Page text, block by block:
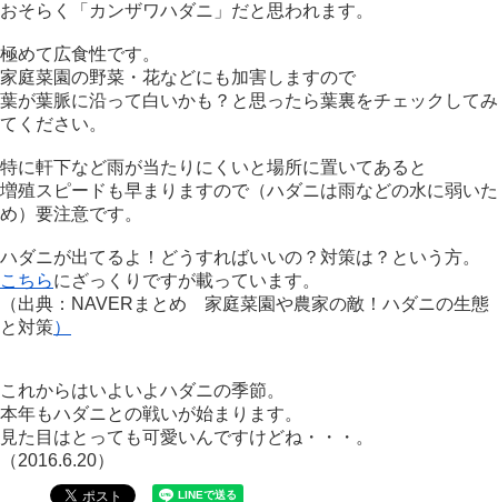
おそらく「カンザワハダニ」だと思われます。
極めて広食性です。
家庭菜園の野菜・花などにも加害しますので
葉が葉脈に沿って白いかも？と思ったら葉裏をチェックしてみ
てください。
特に軒下など雨が当たりにくいと場所に置いてあると
増殖スピードも早まりますので（ハダニは雨などの水に弱いた
め）要注意です。
ハダニが出てるよ！どうすればいいの？対策は？という方。
こちらにざっくりですが載っています。
（出典：NAVERまとめ 家庭菜園や農家の敵！ハダニの生態
と対策）
これからはいよいよハダニの季節。
本年もハダニとの戦いが始まります。
見た目はとっても可愛いんですけどね・・・。
（2016.6.20）